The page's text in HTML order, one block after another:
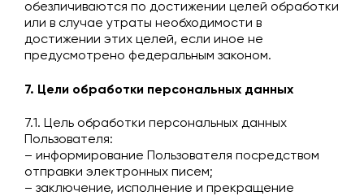
обезличиваются по достижении целей обработки
или в случае утраты необходимости в
достижении этих целей, если иное не
предусмотрено федеральным законом.
7. Цели обработки персональных данных
7.1. Цель обработки персональных данных
Пользователя:
– информирование Пользователя посредством
отправки электронных писем;
– заключение, исполнение и прекращение